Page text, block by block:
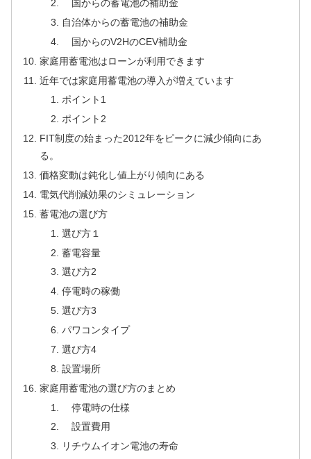
国からの蓄電池の補助金
自治体からの蓄電池の補助金
国からのV2HのCEV補助金
家庭用蓄電池はローンが利用できます
近年では家庭用蓄電池の導入が増えています
ポイント1
ポイント2
FIT制度の始まった2012年をピークに減少傾向にあ
る。
価格変動は鈍化し値上がり傾向にある
電気代削減効果のシミュレーション
蓄電池の選び方
選び方１
蓄電容量
選び方2
停電時の稼働
選び方3
パワコンタイプ
選び方4
設置場所
家庭用蓄電池の選び方のまとめ
停電時の仕様
設置費用
リチウムイオン電池の寿命